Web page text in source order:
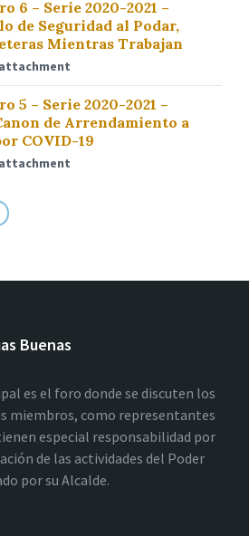
6 – Serie 2020-2021 –
de Seguridad al Podar,
Mientras Trabajan
5 – Serie 2020-2021 –
de Arrendamiento a
COVID-19
Buenas
es el foro donde se discuten los
miembros, como representantes
especial responsabilidad por
de las actividades del Poder
por su Alcalde.